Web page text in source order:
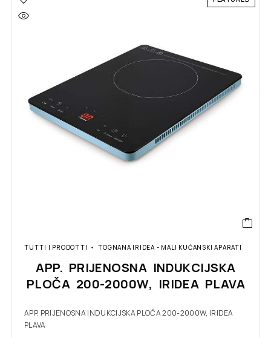
TUTTI I PRODOTTI TOGNANA IRIDEA - MALI KUĆANSKI APARATI
APP. PRIJENOSNA INDUKCIJSKA
PLOČA 200-2000W, IRIDEA PLAVA
APP. PRIJENOSNA INDUKCIJSKA PLOČA 200-2000W, IRIDEA
PLAVA